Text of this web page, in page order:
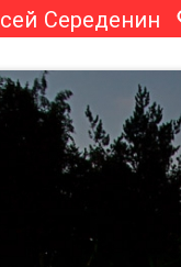
Середенин